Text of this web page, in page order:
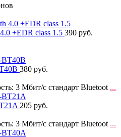
+EDR class 1.5 390 руб.
380 руб.
3 Мбит/с стандарт Bluetoot ...
205 руб.
3 Мбит/с стандарт Bluetoot ...